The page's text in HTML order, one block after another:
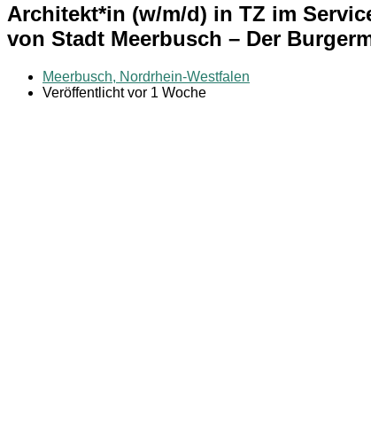
Architekt*in (w/m/d) in TZ im
von Stadt Meerbusch – Der
Meerbusch, Nordrhein-Westfalen
Veröffentlicht vor 1 Woche